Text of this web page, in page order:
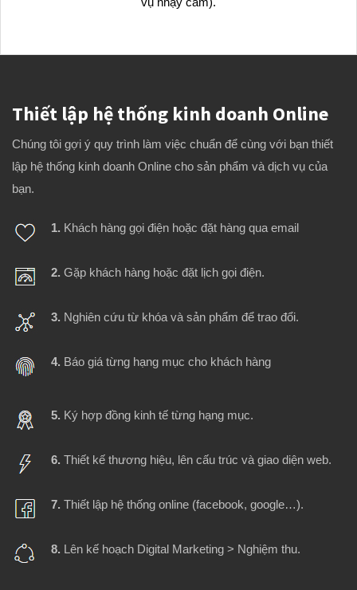
vụ nhạy cảm).
Thiết lập hệ thống kinh doanh Online
Chúng tôi gợi ý quy trình làm việc chuẩn để cùng với bạn thiết
lập hệ thống kinh doanh Online cho sản phẩm và dịch vụ của
bạn.
1. Khách hàng gọi điện hoặc đặt hàng qua email
2. Gặp khách hàng hoặc đặt lịch gọi điện.
3. Nghiên cứu từ khóa và sản phẩm để trao đổi.
4. Báo giá từng hạng mục cho khách hàng
5. Ký hợp đồng kinh tế từng hạng mục.
6. Thiết kế thương hiệu, lên cấu trúc và giao diện web.
7. Thiết lập hệ thống online (facebook, google…).
8. Lên kế hoạch Digital Marketing > Nghiệm thu.